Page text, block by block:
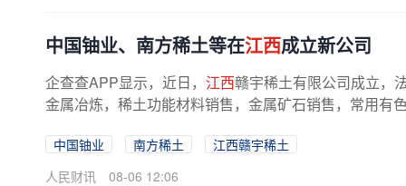
中国铀业、南方稀土等在江西成立新公司
企查查APP显示，近日， 江西赣宇稀土有限公司成立，
金属冶炼，稀土功能材料销售，金属矿石销售，常用有
中国铀业 南方稀土
江西赣宇稀土
人民财讯
08-06 12:06